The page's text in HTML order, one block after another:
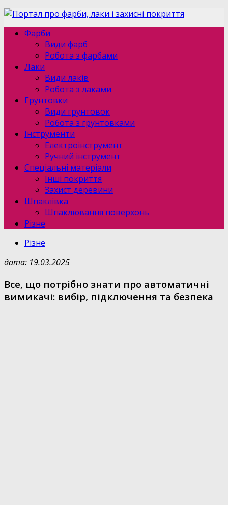
Фарби
Види фарб
Робота з фарбами
Лаки
Види лаків
Робота з лаками
Грунтовки
Види грунтовок
Робота з грунтовками
Інструменти
Електроінструмент
Ручний інструмент
Спеціальні матеріали
Інші покриття
Захист деревини
Шпаклівка
Шпаклювання поверхонь
Різне
Різне
дата: 19.03.2025
Все, що потрібно знати про автоматичні
вимикачі: вибір, підключення та безпека